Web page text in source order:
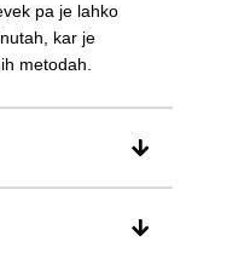
pa je lahko
kar je
metodah.